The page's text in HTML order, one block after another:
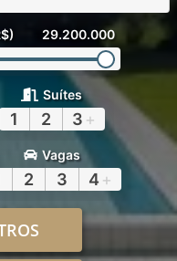
29.200.000
Suítes
1 2 3 +
Vagas
2 3 4 +